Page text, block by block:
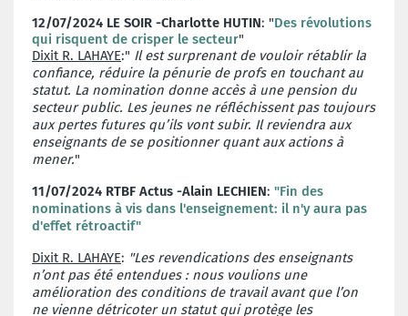
12/07/2024 LE SOIR -Charlotte HUTIN: "Des révolutions
qui risquent de crisper le secteur"
Dixit R. LAHAYE:" Il est surprenant de vouloir rétablir la
confiance, réduire la pénurie de profs en touchant au
statut. La nomination donne accès à une pension du
secteur public. Les jeunes ne réfléchissent pas toujours
aux pertes futures qu’ils vont subir. Il reviendra aux
enseignants de se positionner quant aux actions à
mener."
11/07/2024 RTBF Actus -Alain LECHIEN: "Fin des
nominations à vis dans l'enseignement: il n'y aura pas
d'effet rétroactif"
Dixit R. LAHAYE: "Les revendications des enseignants
n’ont pas été entendues : nous voulions une
amélioration des conditions de travail avant que l’on
ne vienne détricoter un statut qui protège les